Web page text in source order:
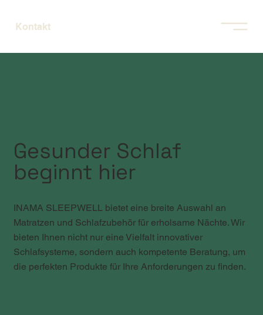
Kontakt
Gesunder Schlaf
beginnt hier
INAMA SLEEPWELL bietet eine breite Auswahl an
Matratzen und Schlafzubehör für erholsame Nächte. Wir
bieten Ihnen nicht nur eine Vielfalt innovativer
Schlafsysteme, sondern auch kompetente Beratung, um
die perfekten Produkte für Ihre Anforderungen zu finden.